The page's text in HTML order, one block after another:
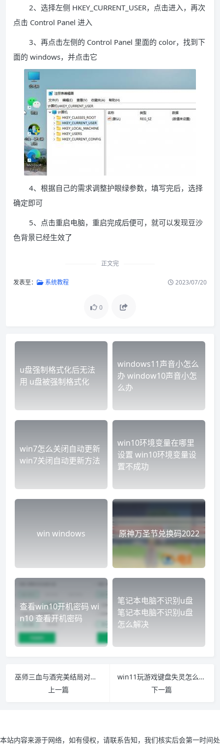
2、选择左侧 HKEY_CURRENT_USER，点击进入，再次
点击 Control Panel 进入
3、再点击左侧的 Control Panel 里面的 color，找到下
面的 windows，并点击它
4、根据自己的需求调整护眼绿参数，填写完后，选择
确定即可
5、点击重启电脑，重启完成后便可，就可以发现豆沙
色背景已经生效了
正文完
发表至： 系统教程 2023/07/20
0
u盘强制格式化后无法
用 u盘被强制格式化
windows11声音小怎么
办 window10声音小怎
么办
win7怎么关闭自动更新
win7关闭自动更新方法
win10环境变量在哪里
设置 win10环境变量设
置不成功
win windows 原神万圣节兑换码2022
查看win10开机密码 wi
n10 查看开机密码
笔记本电脑不识别u盘
笔记本电脑不识别u盘
怎么解决
巫师三血与酒完美结局对话选项 巫师三酒与血剧情
上一篇
win11玩游戏键盘失灵怎么办 win10打游戏键盘无法控制
下一篇
本站内容来源于网络，如有侵权，请联系告知，我们核实后会第一时间处